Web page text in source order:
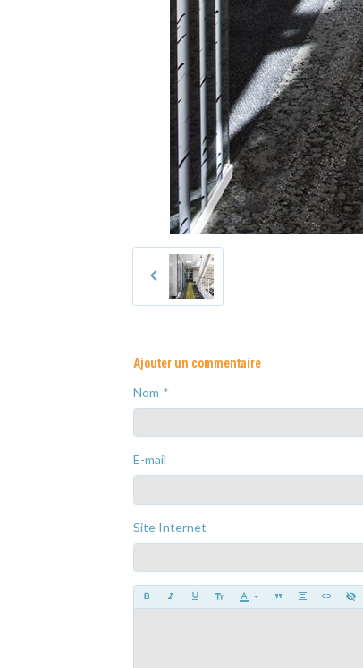
Ajouter un commentaire
Nom
E-mail
Site Internet